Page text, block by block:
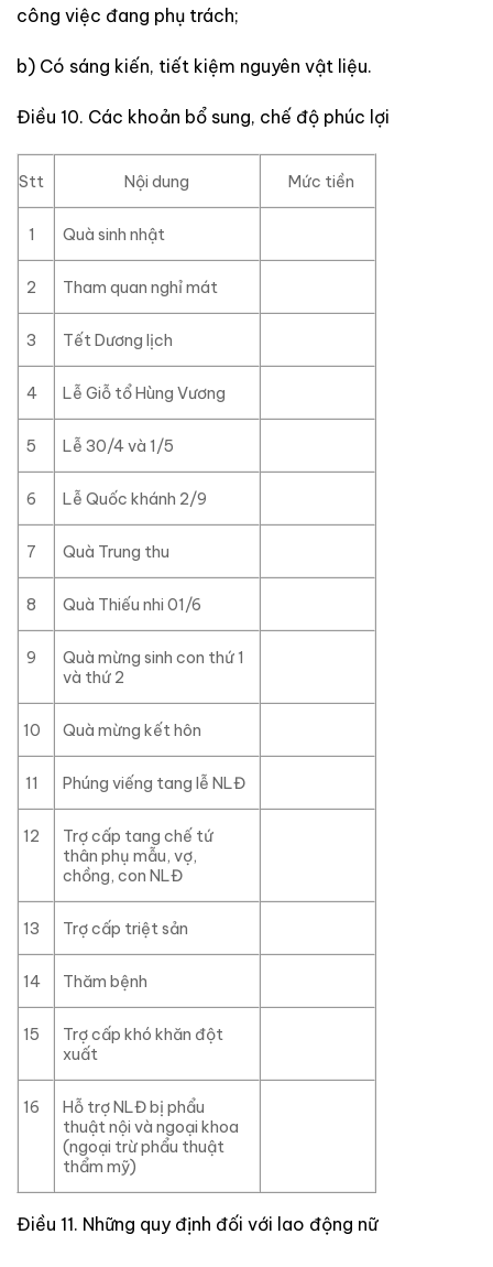
công việc đang phụ trách;
b) Có sáng kiến, tiết kiệm nguyên vật liệu.
Điều 10. Các khoản bổ sung, chế độ phúc lợi
Stt Nội dung Mức tiền
1 Quà sinh nhật
2 Tham quan nghỉ mát
3 Tết Dương lịch
4 Lễ Giỗ tổ Hùng Vương
5 Lễ 30/4 và 1/5
6 Lễ Quốc khánh 2/9
7 Quà Trung thu
8 Quà Thiếu nhi 01/6
9
Quà mừng sinh con thứ 1
và thứ 2
10 Quà mừng kết hôn
11 Phúng viếng tang lễ NLĐ
12
Trợ cấp tang chế tứ
thân phụ mẫu, vợ,
chồng, con NLĐ
13 Trợ cấp triệt sản
14 Thăm bệnh
15
Trợ cấp khó khăn đột
xuất
16
Hỗ trợ NLĐ bị phẩu
thuật nội và ngoại khoa
(ngoại trừ phẩu thuật
thẩm mỹ)
Điều 11. Những quy định đối với lao động nữ